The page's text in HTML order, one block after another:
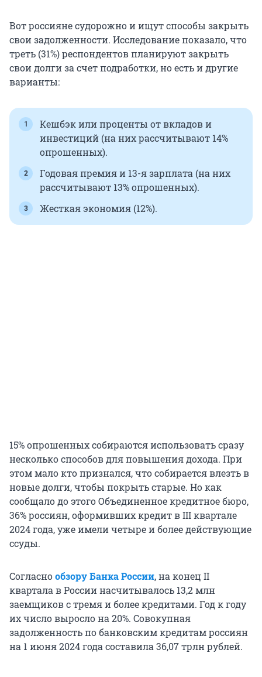
Вот россияне судорожно и ищут способы закрыть
свои задолженности. Исследование показало, что
треть (31%) респондентов планируют закрыть
свои долги за счет подработки, но есть и другие
варианты:
Кешбэк или проценты от вкладов и
инвестиций (на них рассчитывают 14%
опрошенных).
Годовая премия и 13-я зарплата (на них
рассчитывают 13% опрошенных).
Жесткая экономия (12%).
15% опрошенных собираются использовать сразу
несколько способов для повышения дохода. При
этом мало кто признался, что собирается влезть в
новые долги, чтобы покрыть старые. Но как
сообщало до этого Объединенное кредитное бюро,
36% россиян, оформивших кредит в III квартале
2024 года, уже имели четыре и более действующие
ссуды.
СогласнообзоруБанка России, на конец II
квартала в России насчитывалось 13,2 млн
заемщиков с тремя и более кредитами. Год к году
их число выросло на 20%. Совокупная
задолженность по банковским кредитам россиян
на 1 июня 2024 года составила 36,07 трлн рублей.